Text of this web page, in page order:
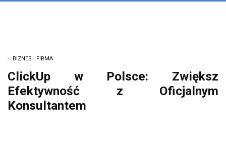
BIZNES I FIRMA
ClickUp w Polsce: Zwiększ
Efektywność z Oficjalnym
Konsultantem